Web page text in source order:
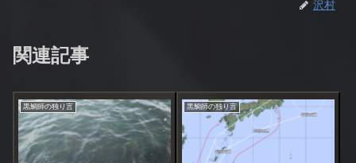
沢村
関連記事
黒鯛師の独り言 黒鯛師の独り言